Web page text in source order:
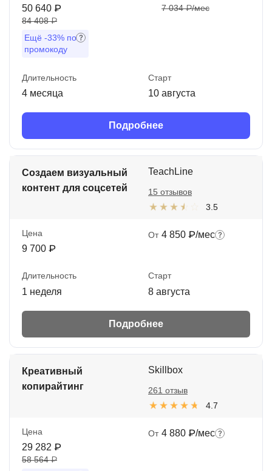
50 640 ₽
84 408 ₽
Ещё -33% по
промокоду
7 034 ₽/мес
Длительность
4 месяца
Старт
10 августа
Подробнее
Создаем визуальный
контент для соцсетей
TeachLine
3.5
15 отзывов
Цена
9 700 ₽
От 4 850 ₽/мес
Длительность
1 неделя
Старт
8 августа
Подробнее
Креативный
копирайтинг
Skillbox
4.7
261 отзыв
Цена
29 282 ₽
58 564 ₽
От 4 880 ₽/мес